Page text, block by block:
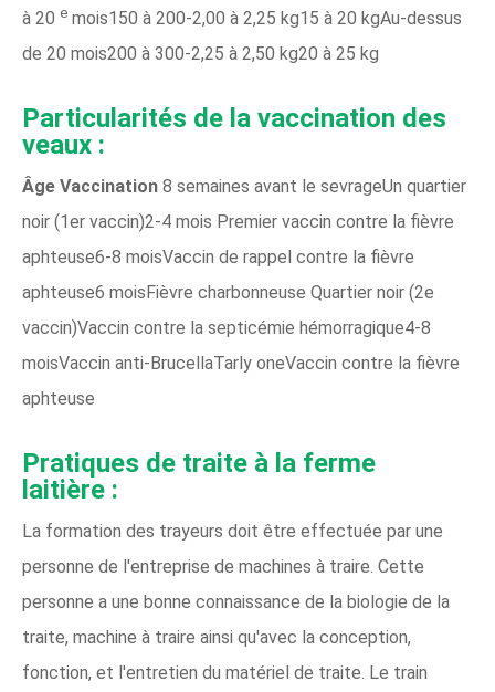
à 20 e mois150 à 200-2,00 à 2,25 kg15 à 20 kgAu-dessus
de 20 mois200 à 300-2,25 à 2,50 kg20 à 25 kg
Particularités de la vaccination des
veaux :
Âge Vaccination 8 semaines avant le sevrageUn quartier
noir (1er vaccin)2-4 mois Premier vaccin contre la fièvre
aphteuse6-8 moisVaccin de rappel contre la fièvre
aphteuse6 moisFièvre charbonneuse Quartier noir (2e
vaccin)Vaccin contre la septicémie hémorragique4-8
moisVaccin anti-BrucellaTarly oneVaccin contre la fièvre
aphteuse
Pratiques de traite à la ferme
laitière :
La formation des trayeurs doit être effectuée par une
personne de l'entreprise de machines à traire. Cette
personne a une bonne connaissance de la biologie de la
traite, machine à traire ainsi qu'avec la conception,
fonction, et l'entretien du matériel de traite. Le train